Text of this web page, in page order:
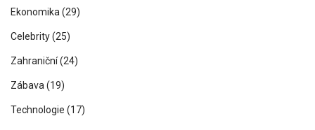
Ekonomika (29)
Celebrity(25)
Zahraniční(24)
Zábava (19)
Technologie (17)